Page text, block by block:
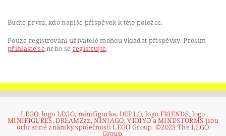
Buďte první, kdo napíše příspěvek k této položce.
Pouze registrovaní uživatelé mohou vkládat příspěvky. Prosím
přihlaste se nebo se registrujte.
LEGO, logo LEGO, minifigurka, DUPLO, logo FRIENDS, logo
MINIFIGURES, DREAMZzz, NINJAGO, VIDIYO a MINDSTORMS jsou
ochranné známky společnosti LEGO Group. ©2023 The LEGO
Group.